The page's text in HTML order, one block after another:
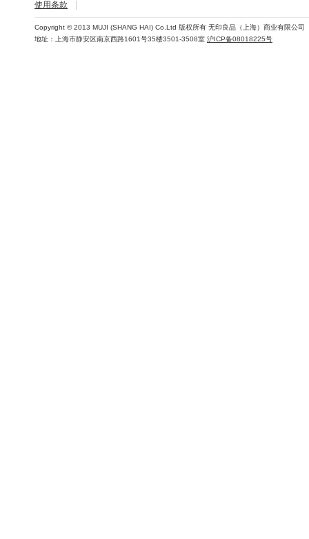
使用条款
Copyright © 2013 MUJI (SHANG HAI) Co.Ltd 版权所有 无印良品（上海）商业有限公司
地址：上海市静安区南京西路1601号35楼3501-3508室 沪ICP备08018225号